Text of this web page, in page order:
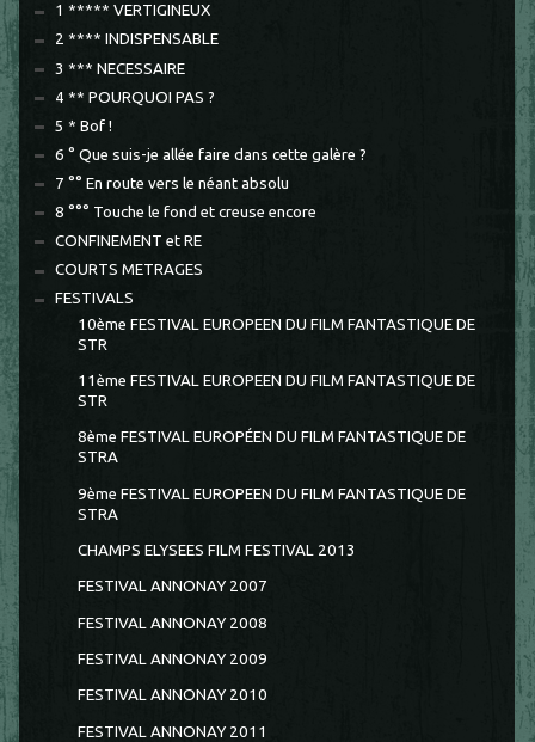
1 ***** VERTIGINEUX
2 **** INDISPENSABLE
3 *** NECESSAIRE
4 ** POURQUOI PAS ?
5 * Bof !
6 ° Que suis-je allée faire dans cette galère ?
7 °° En route vers le néant absolu
8 °°° Touche le fond et creuse encore
CONFINEMENT et RE
COURTS METRAGES
FESTIVALS
10ème FESTIVAL EUROPEEN DU FILM FANTASTIQUE DE
STR
11ème FESTIVAL EUROPEEN DU FILM FANTASTIQUE DE
STR
8ème FESTIVAL EUROPÉEN DU FILM FANTASTIQUE DE
STRA
9ème FESTIVAL EUROPEEN DU FILM FANTASTIQUE DE
STRA
CHAMPS ELYSEES FILM FESTIVAL 2013
FESTIVAL ANNONAY 2007
FESTIVAL ANNONAY 2008
FESTIVAL ANNONAY 2009
FESTIVAL ANNONAY 2010
FESTIVAL ANNONAY 2011